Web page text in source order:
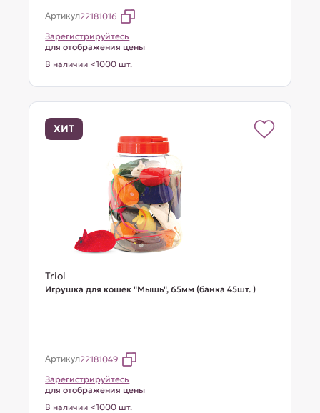
Артикул22181016
Зарегистрируйтесь
для отображения цены
В наличии <1000 шт.
ХИТ
Triol
Игрушка для кошек "Мышь", 65мм (банка 45шт. )
Артикул22181049
Зарегистрируйтесь
для отображения цены
В наличии <1000 шт.